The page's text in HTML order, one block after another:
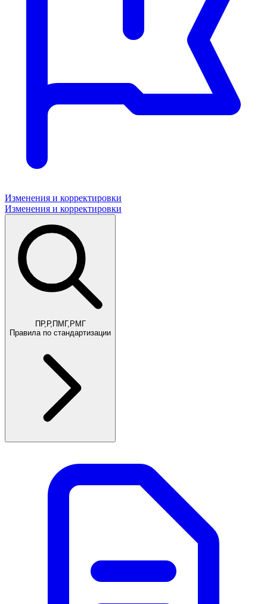
Изменения и корректировки
Изменения и корректировки
ПР,Р,ПМГ,РМГ
Правила по стандартизации